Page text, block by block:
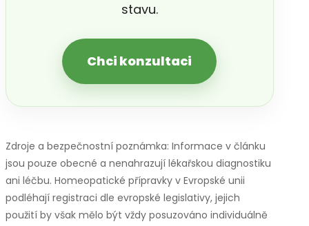
stavu.
Chci konzultaci
Zdroje a bezpečnostní poznámka: Informace v článku
jsou pouze obecné a nenahrazují lékařskou diagnostiku
ani léčbu. Homeopatické přípravky v Evropské unii
podléhají registraci dle evropské legislativy, jejich
použití by však mělo být vždy posuzováno individuálně